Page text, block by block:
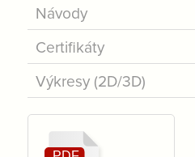
Návody
Certifikáty
Výkresy (2D/3D)